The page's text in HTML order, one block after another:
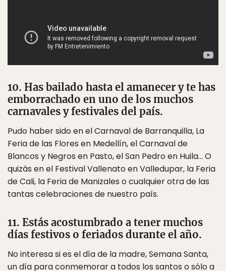
10. Has bailado hasta el amanecer y te has
emborrachado en uno de los muchos
carnavales y festivales del país.
Pudo haber sido en el Carnaval de Barranquilla, La
Feria de las Flores en Medellín, el Carnaval de
Blancos y Negros en Pasto, el San Pedro en Huila… O
quizás en el Festival Vallenato en Valledupar, la Feria
de Cali, la Feria de Manizales o cualquier otra de las
tantas celebraciones de nuestro país.
11. Estás acostumbrado a tener muchos
días festivos o feriados durante el año.
No interesa si es el día de la madre, Semana Santa,
un día para conmemorar a todos los santos o sólo a